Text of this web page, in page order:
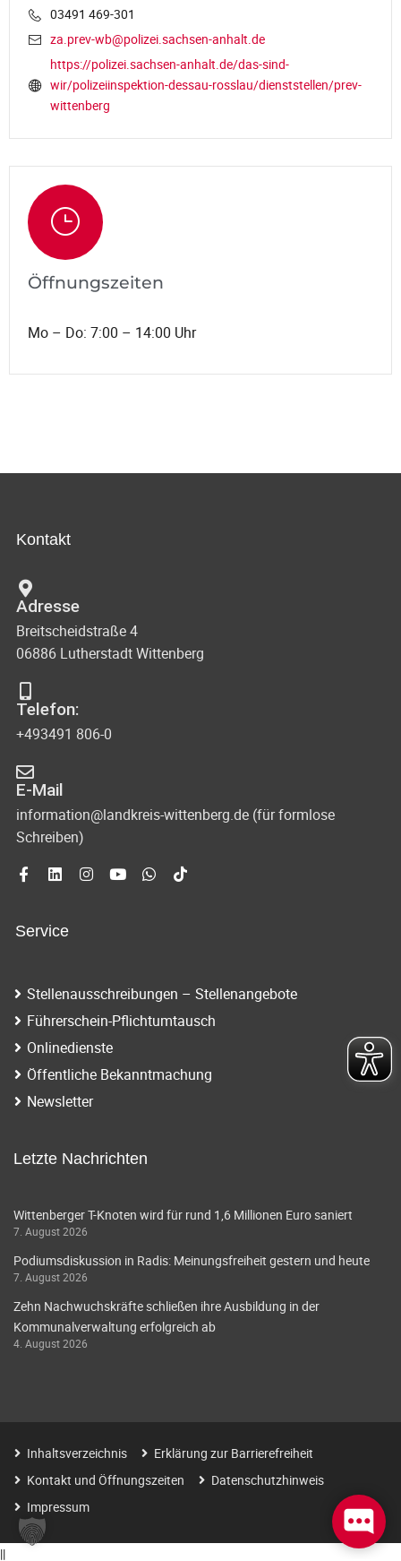
03491 469-301
za.prev-wb@polizei.sachsen-anhalt.de
https://polizei.sachsen-anhalt.de/das-sind-
wir/polizeiinspektion-dessau-rosslau/dienststellen/prev-
wittenberg
Öffnungszeiten
Mo – Do: 7:00 – 14:00 Uhr
Kontakt
Adresse
Breitscheidstraße 4
06886 Lutherstadt Wittenberg
Telefon:
+493491 806-0
E-Mail
information@landkreis-wittenberg.de (für formlose
Schreiben)
Service
Stellenausschreibungen – Stellenangebote
Führerschein-Pflichtumtausch
Onlinedienste
Öffentliche Bekanntmachung
Newsletter
Letzte Nachrichten
Wittenberger T-Knoten wird für rund 1,6 Millionen Euro saniert
7. August 2026
Podiumsdiskussion in Radis: Meinungsfreiheit gestern und heute
7. August 2026
Zehn Nachwuchskräfte schließen ihre Ausbildung in der
Kommunalverwaltung erfolgreich ab
4. August 2026
Inhaltsverzeichnis
Erklärung zur Barrierefreiheit
Kontakt und Öffnungszeiten
Datenschutzhinweis
Impressum
||